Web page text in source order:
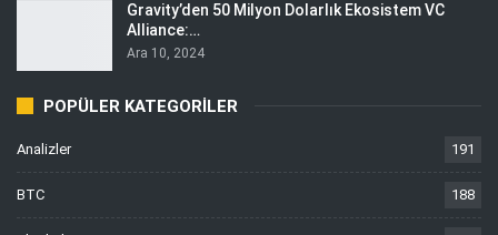
Gravity’den 50 Milyon Dolarlık Ekosistem VC
Alliance:…
Ara 10, 2024
POPÜLER KATEGORILER
Analizler 191
BTC 188